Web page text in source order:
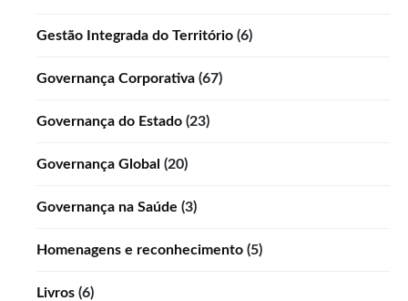
Gestão Integrada do Território (6)
Governança Corporativa (67)
Governança do Estado (23)
Governança Global (20)
Governança na Saúde (3)
Homenagens e reconhecimento (5)
Livros (6)